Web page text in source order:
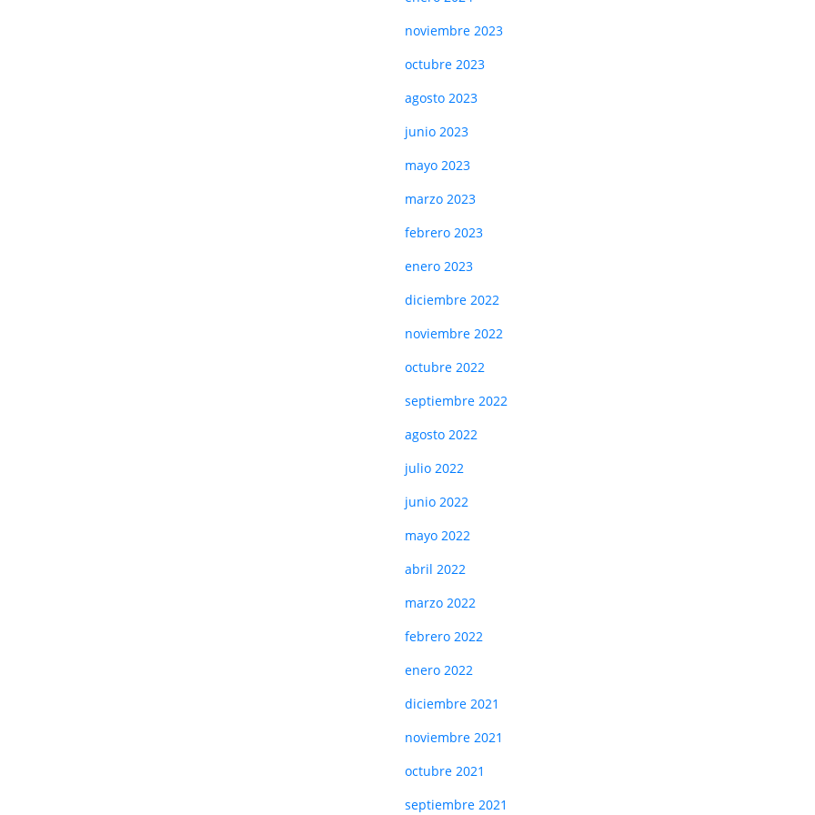
noviembre 2023
octubre 2023
agosto 2023
junio 2023
mayo 2023
marzo 2023
febrero 2023
enero 2023
diciembre 2022
noviembre 2022
octubre 2022
septiembre 2022
agosto 2022
julio 2022
junio 2022
mayo 2022
abril 2022
marzo 2022
febrero 2022
enero 2022
diciembre 2021
noviembre 2021
octubre 2021
septiembre 2021